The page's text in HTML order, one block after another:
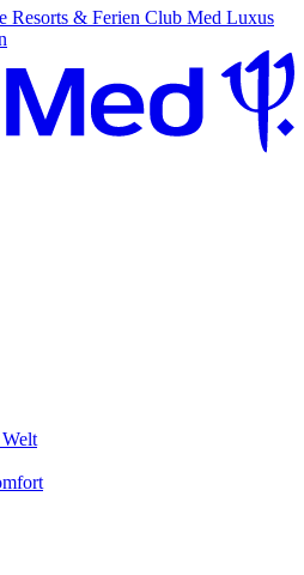
Resorts & Ferien Club Med Luxus
Welt